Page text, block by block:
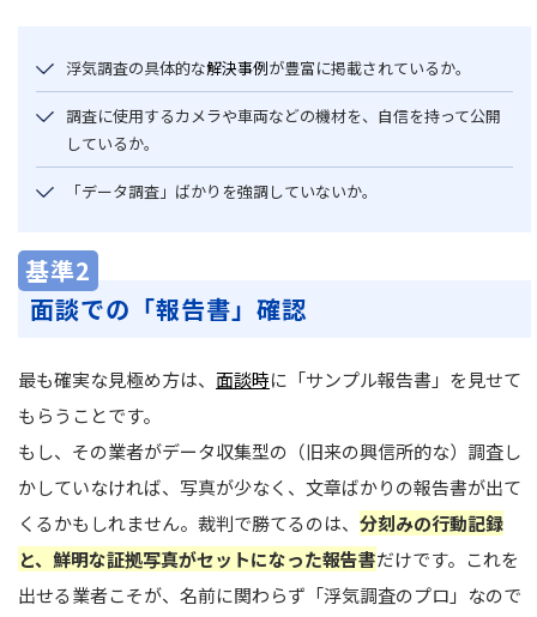
浮気調査の具体的な解決事例が豊富に掲載されているか。
調査に使用するカメラや車両などの機材を、自信を持って公開
しているか。
「データ調査」ばかりを強調していないか。
基準2
面談での「報告書」確認
最も確実な見極め方は、 面談時に「サンプル報告書」を見せて
もらうことです。
もし、その業者がデータ収集型の（旧来の興信所的な）調査し
かしていなければ、写真が少なく、文章ばかりの報告書が出て
くるかもしれません。裁判で勝てるのは、 分刻みの行動記録
と、鮮明な証拠写真がセットになった報告書だけです。これを
出せる業者こそが、名前に関わらず「浮気調査のプロ」なので